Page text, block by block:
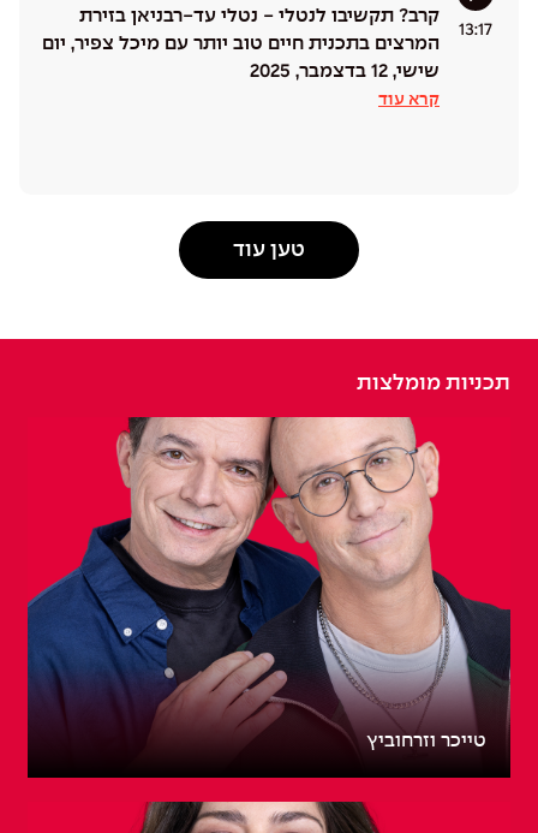
13:17
קרב? תקשיבו לנטלי - נטלי עד-רבניאן בזירת
המרצים בתכנית חיים טוב יותר עם מיכל צפיר, יום
שישי, 12 בדצמבר, 2025
קרא עוד
טען עוד
תכניות מומלצות
טייכר וזרחוביץ